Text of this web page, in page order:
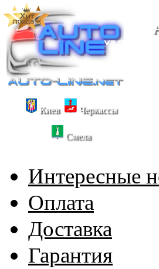
Киев Черкассы
Смела
Интересные
Оплата
Доставка
Гарантия